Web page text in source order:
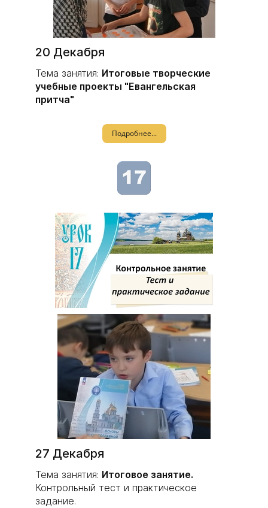
20 Декабря
Тема занятия: Итоговые творческие
учебные проекты "Евангельская
притча"
Подробнее...
27 Декабря
Тема занятия: Итоговое занятие.
Контрольный тест и практическое
задание.